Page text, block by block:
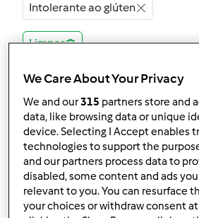
Intolerante ao glúten
Limpar
5.0(1)
Pão de água
farinha de
porGast
2 3 Fácil 1
We Care About Your Privacy
We and our315 partners store and
data, like browsing data or unique
device. Selecting I Accept enables
technologies to support the
and our partners process data to
disabled, some content and ads
relevant to you. You can resurface
your choices or withdraw consent